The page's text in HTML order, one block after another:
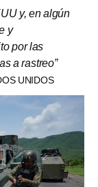
y, en algún
y
por las
a rastreo”
UNIDOS